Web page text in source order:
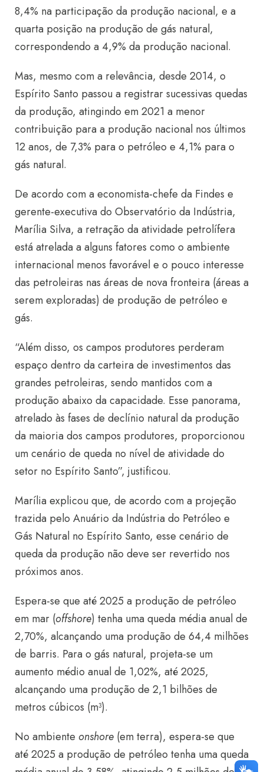
8,4% na participação da produção nacional, e a
quarta posição na produção de gás natural,
correspondendo a 4,9% da produção nacional.
Mas, mesmo com a relevância, desde 2014, o
Espírito Santo passou a registrar sucessivas quedas
da produção, atingindo em 2021 a menor
contribuição para a produção nacional nos últimos
12 anos, de 7,3% para o petróleo e 4,1% para o
gás natural.
De acordo com a economista-chefe da Findes e
gerente-executiva do Observatório da Indústria,
Marília Silva, a retração da atividade petrolífera
está atrelada a alguns fatores como o ambiente
internacional menos favorável e o pouco interesse
das petroleiras nas áreas de nova fronteira (áreas a
serem exploradas) de produção de petróleo e
gás.
“Além disso, os campos produtores perderam
espaço dentro da carteira de investimentos das
grandes petroleiras, sendo mantidos com a
produção abaixo da capacidade. Esse panorama,
atrelado às fases de declínio natural da produção
da maioria dos campos produtores, proporcionou
um cenário de queda no nível de atividade do
setor no Espírito Santo”, justificou.
Marília explicou que, de acordo com a projeção
trazida pelo Anuário da Indústria do Petróleo e
Gás Natural no Espírito Santo, esse cenário de
queda da produção não deve ser revertido nos
próximos anos.
Espera-se que até 2025 a produção de petróleo
em mar (offshore) tenha uma queda média anual de
2,70%, alcançando uma produção de 64,4 milhões
de barris. Para o gás natural, projeta-se um
aumento médio anual de 1,02%, até 2025,
alcançando uma produção de 2,1 bilhões de
metros cúbicos (m³).
No ambiente onshore (em terra), espera-se que
até 2025 a produção de petróleo tenha uma queda